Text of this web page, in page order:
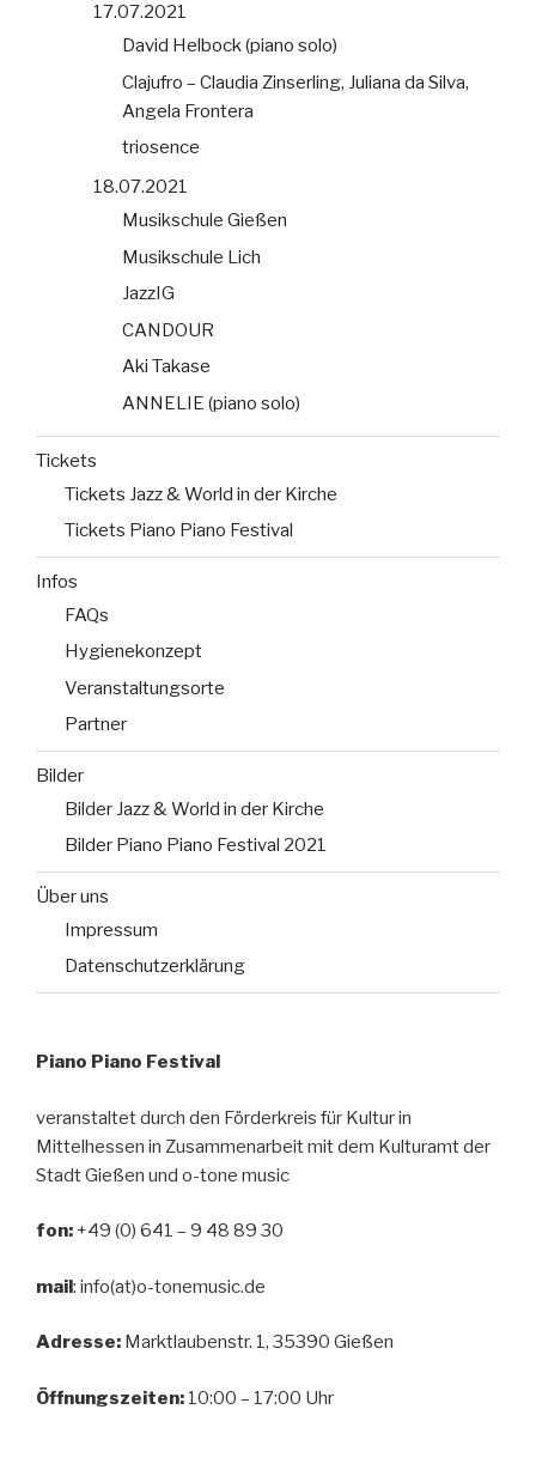
17.07.2021
David Helbock (piano solo)
Clajufro – Claudia Zinserling, Juliana da Silva,
Angela Frontera
triosence
18.07.2021
Musikschule Gießen
Musikschule Lich
JazzIG
CANDOUR
Aki Takase
ANNELIE (piano solo)
Tickets
Tickets Jazz & World in der Kirche
Tickets Piano Piano Festival
Infos
FAQs
Hygienekonzept
Veranstaltungsorte
Partner
Bilder
Bilder Jazz & World in der Kirche
Bilder Piano Piano Festival 2021
Über uns
Impressum
Datenschutzerklärung
Piano Piano Festival
veranstaltet durch den Förderkreis für Kultur in
Mittelhessen in Zusammenarbeit mit dem Kulturamt der
Stadt Gießen und o-tone music
fon: +49 (0) 641 – 9 48 89 30
mail: info(at)o-tonemusic.de
Adresse: Marktlaubenstr. 1, 35390 Gießen
Öffnungszeiten: 10:00 – 17:00 Uhr